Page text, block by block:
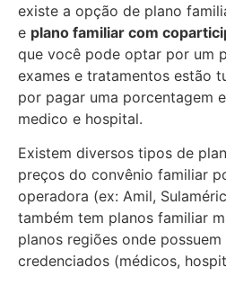
existe a opção de plano
e plano familiar com
que você pode optar por um
exames e tratamentos estão
por pagar uma porcentagem
medico e hospital.
Existem diversos tipos de
preços do convênio familiar
operadora (ex: Amil,
também tem planos familiar
planos regiões onde
credenciados (médicos,